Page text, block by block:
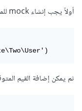
أولاً يجب إنشاء mock للمستخدم واستدعائه على Socialite:
ثم يمكن إضافة القيم